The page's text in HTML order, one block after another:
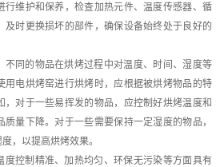
行维护和保养，检查加热元件、温度传感器、循
及时更换损坏的部件，确保设备始终处于良好的
不同的物品在烘烤过程中对温度、时间、湿度等
用电烘烤窑进行烘烤时，应根据被烘烤物品的特
，对于一些易挥发的物品，应控制好烘烤温度和
量下降。对于一些需要保持一定湿度的物品，
，以提高烘烤效果。
度控制精准、加热均匀、环保无污染等方面具有